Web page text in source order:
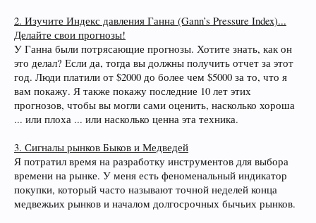
2. Изучите Индекс давления Ганна (Gann’s Pressure Index)...
Делайте свои прогнозы!
У Ганна были потрясающие прогнозы. Хотите знать, как он
это делал? Если да, тогда вы должны получить отчет за этот
год. Люди платили от $2000 до более чем $5000 за то, что я
вам покажу. Я также покажу последние 10 лет этих
прогнозов, чтобы вы могли сами оценить, насколько хороша
... или плоха ... или насколько ценна эта техника.
3. Сигналы рынков Быков и Медведей
Я потратил время на разработку инструментов для выбора
времени на рынке. У меня есть феноменальный индикатор
покупки, который часто называют точной неделей конца
медвежьих рынков и началом долгосрочных бычьих рынков.